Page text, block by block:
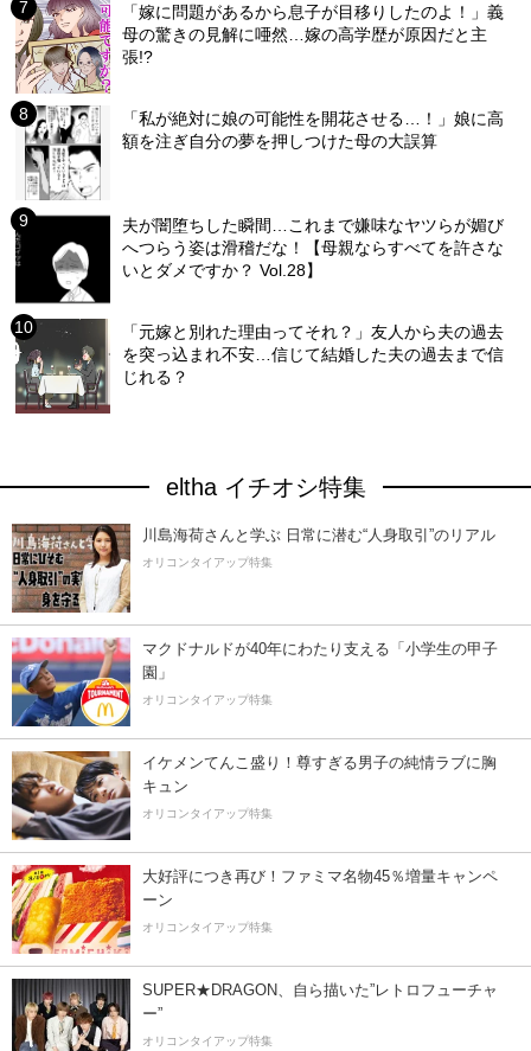
「嫁に問題があるから息子が目移りしたのよ！」義
母の驚きの見解に唖然…嫁の高学歴が原因だと主
張!?
「私が絶対に娘の可能性を開花させる…！」娘に高
額を注ぎ自分の夢を押しつけた母の大誤算
夫が闇堕ちした瞬間…これまで嫌味なヤツらが媚び
へつらう姿は滑稽だな！【母親ならすべてを許さな
いとダメですか？ Vol.28】
「元嫁と別れた理由ってそれ？」友人から夫の過去
を突っ込まれ不安…信じて結婚した夫の過去まで信
じれる？
eltha イチオシ特集
川島海荷さんと学ぶ 日常に潜む“人身取引”のリアル
オリコンタイアップ特集
マクドナルドが40年にわたり支える「小学生の甲子
園」
オリコンタイアップ特集
イケメンてんこ盛り！尊すぎる男子の純情ラブに胸
キュン
オリコンタイアップ特集
大好評につき再び！ファミマ名物45％増量キャンペ
ーン
オリコンタイアップ特集
SUPER★DRAGON、自ら描いた”レトロフューチャ
ー”
オリコンタイアップ特集